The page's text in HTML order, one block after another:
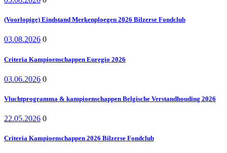
(Voorlopige) Eindstand Merkenploegen 2026 Bilzerse Fondclub
03.08.2026 0
Criteria Kampioenschappen Euregio 2026
03.06.2026 0
Vluchtprogramma & kampioenschappen Belgische Verstandhouding 2026
22.05.2026 0
Criteria Kampioenschappen 2026 Bilzerse Fondclub